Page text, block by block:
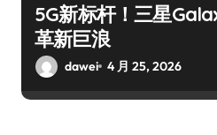
5G新标杆！三星
革新巨浪
dawei 4 月 25, 2026